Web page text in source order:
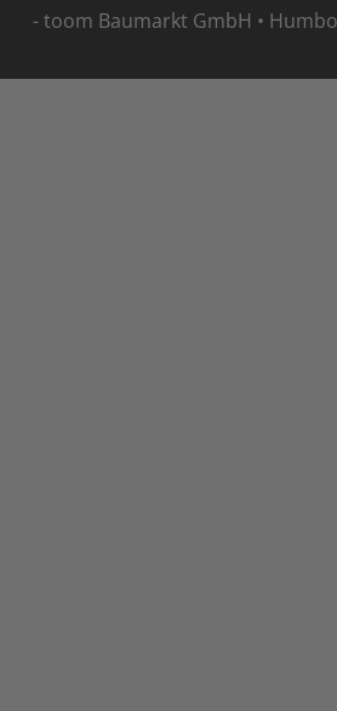
- toom Baumarkt GmbH •